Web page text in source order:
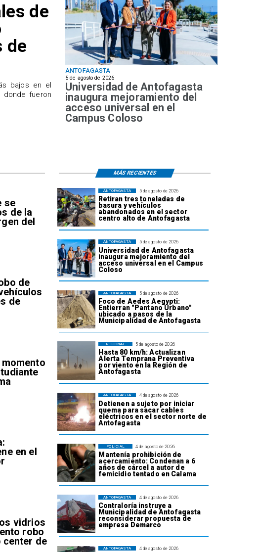
de
de
bajos en el
donde fueron
ANTOFAGASTA
5 de agosto de 2026
Universidad de Antofagasta
inaugura mejoramiento del
acceso universal en el
Campus Coloso
5 de agosto de 2026
Retiran tres toneladas de
basura y vehículos
abandonados en el sector
centro alto de Antofagasta
ANTOFAGASTA
5 de agosto de 2026
Universidad de Antofagasta
inaugura mejoramiento del
acceso universal en el Campus
Coloso
ANTOFAGASTA
5 de agosto de 2026
Foco de Aedes Aegypti:
Entierran "Pantano Urbano"
ubicado a pasos de la
Municipalidad de Antofagasta
ANTOFAGASTA
5 de agosto de 2026
Hasta 80 km/h: Actualizan
Alerta Temprana Preventiva
por viento en la Región de
Antofagasta
REGIONAL
4 de agosto de 2026
Detienen a sujeto por iniciar
quema para sacar cables
eléctricos en el sector norte de
Antofagasta
ANTOFAGASTA
4 de agosto de 2026
Mantenía prohibición de
acercamiento: Condenan a 6
años de cárcel a autor de
femicidio tentado en Calama
POLICIAL
4 de agosto de 2026
Contraloría instruye a
Municipalidad de Antofagasta
reconsiderar propuesta de
empresa Demarco
ANTOFAGASTA
4 de agosto de 2026
ANTOFAGASTA
se
de la
del
de
de
momento
en el
vidrios
robo
center de
MÁS RECIENTES